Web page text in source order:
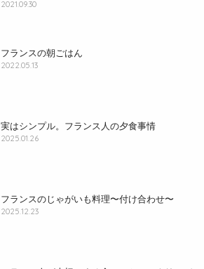
2021.09.30
フランスの朝ごはん
2022.05.13
実はシンプル。フランス人の夕食事情
2025.01.26
フランスのじゃがいも料理〜付け合わせ〜
2025.12.23